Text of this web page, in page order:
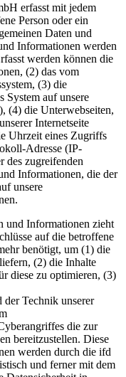
erfasst mit jedem
Person oder ein
Daten und
Informationen werden
werden können die
(2) das vom
(3) die
System auf unsere
(4) die Unterwebseiten,
Internetseite
Uhrzeit eines Zugriffs
Adresse (IP-
des zugreifenden
Informationen, die der
unsere
und Informationen zieht
auf die betroffene
benötigt, um (1) die
(2) die Inhalte
diese zu optimieren, (3)
der Technik unserer
die zur
bereitzustellen. Diese
werden durch die ifd
und ferner mit dem